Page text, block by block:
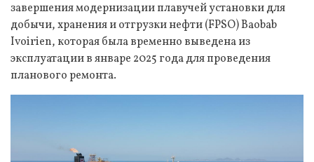
завершения модернизации плавучей установки для
добычи, хранения и отгрузки нефти (FPSO) Baobab
Ivoirien, которая была временно выведена из
эксплуатации в январе 2025 года для проведения
планового ремонта.